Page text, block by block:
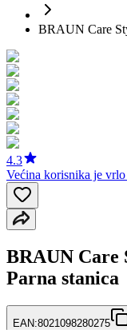
BRAUN Care
4.3
Većina korisnika je
BRAUN Care
Parna stanica
EAN:8021098280275